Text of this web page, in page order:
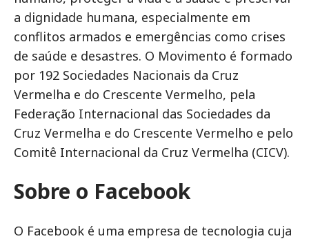
a dignidade humana, especialmente em
conflitos armados e emergências como crises
de saúde e desastres. O Movimento é formado
por 192 Sociedades Nacionais da Cruz
Vermelha e do Crescente Vermelho, pela
Federação Internacional das Sociedades da
Cruz Vermelha e do Crescente Vermelho e pelo
Comitê Internacional da Cruz Vermelha (CICV).
Sobre o Facebook
O Facebook é uma empresa de tecnologia cuja